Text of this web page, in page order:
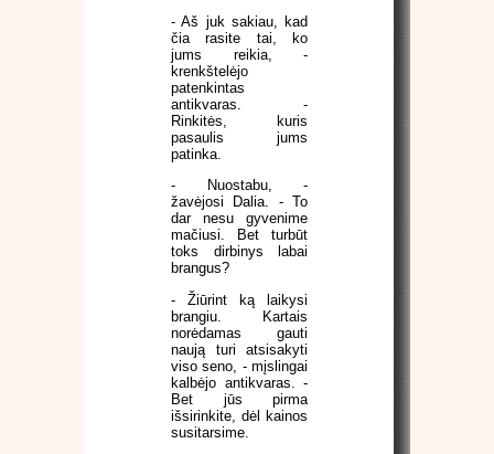
- Aš juk sakiau, kad
čia rasite tai, ko
jums reikia, -
krenkštelėjo
patenkintas
antikvaras. -
Rinkitės, kuris
pasaulis jums
patinka.
- Nuostabu, -
žavėjosi Dalia. - To
dar nesu gyvenime
mačiusi. Bet turbūt
toks dirbinys labai
brangus?
- Žiūrint ką laikysi
brangiu. Kartais
norėdamas gauti
naują turi atsisakyti
viso seno, - mįslingai
kalbėjo antikvaras. -
Bet jūs pirma
išsirinkite, dėl kainos
susitarsime.